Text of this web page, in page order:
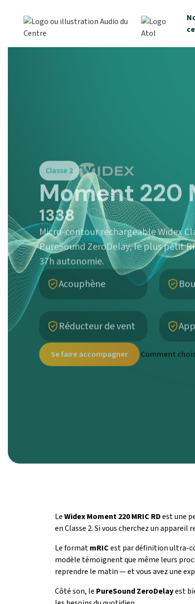
Classe 2
Moment 220
1338
Micro-contour rechargeable Widex
PureSound ZeroDelay, le plus petit
37h autonomie.
Acouphène
Réducteur de vent
LeWidex Moment 220 MRIC RDest une
en Classe 2. Si vous cherchez un
Le formatmRICest par définition ultra-
modèle témoignent que même leurs
reprendre le matin — et vous avez une
Côté son, le PureSound ZeroDelayest